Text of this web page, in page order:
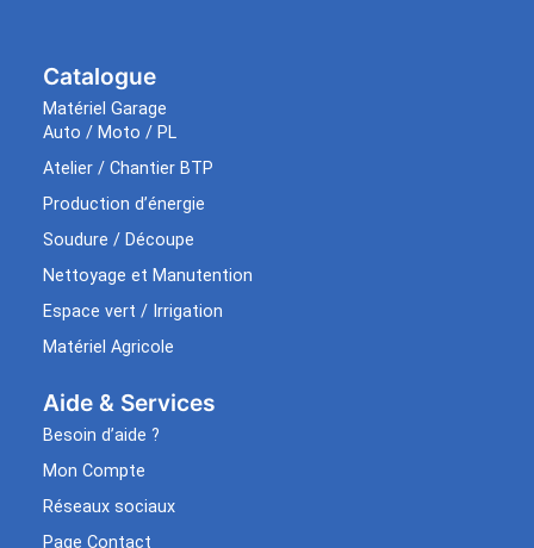
Catalogue
Matériel Garage
Auto / Moto / PL
Atelier / Chantier BTP
Production d’énergie
Soudure / Découpe
Nettoyage et Manutention
Espace vert / Irrigation
Matériel Agricole
Aide & Services​
Besoin d’aide ?
Mon Compte
Réseaux sociaux
Page Contact